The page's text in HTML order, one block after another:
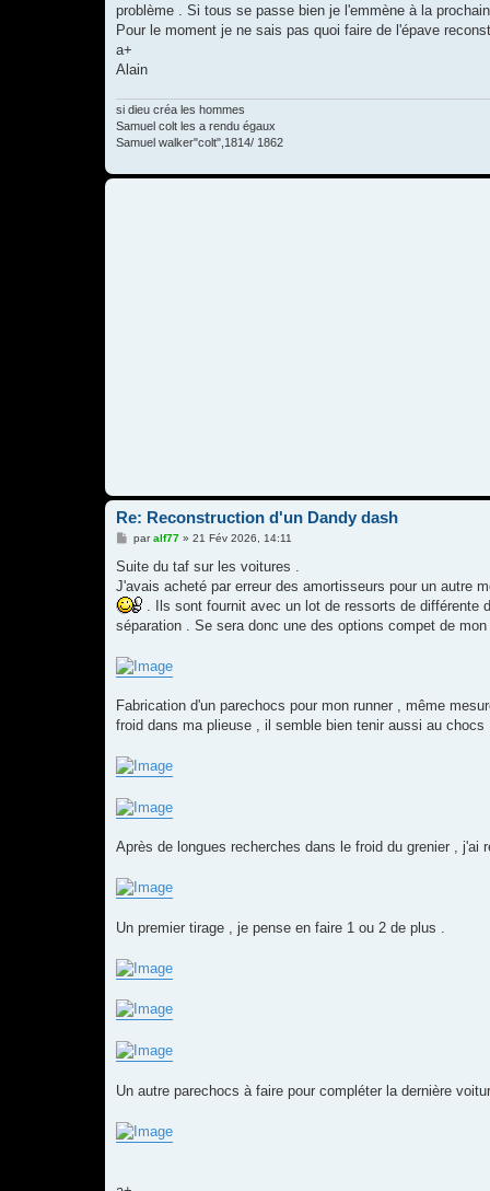
problème . Si tous se passe bien je l'emmène à la
Pour le moment je ne sais pas quoi faire de l'épave
a+
Alain
si dieu créa les hommes
Samuel colt les a rendu égaux
Samuel walker"colt",1814/ 1862
Re: Reconstruction d'un Dandy dash
M
s
a
g
e
paralf77» 21 Fév 2026, 14:11
Suite du taf sur les voitures .
J'avais acheté par erreur des amortisseurs pour un autre
. Ils sont fournit avec un lot de ressorts de différente
séparation . Se sera donc une des options compet de mon
Fabrication d'un parechocs pour mon runner , même
froid dans ma plieuse , il semble bien tenir aussi au
Après de longues recherches dans le froid du grenier , j'ai
Un premier tirage , je pense en faire 1 ou 2 de plus .
Un autre parechocs à faire pour compléter la dernière